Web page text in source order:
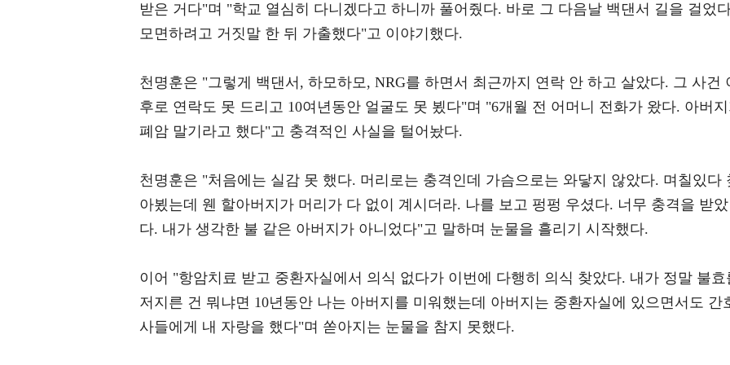
받은 거다"며 "학교 열심히 다니겠다고 하니까 풀어줬다. 바로 그 다음날 백댄서 길을 걸었
모면하려고 거짓말 한 뒤 가출했다"고 이야기했다.
천명훈은 "그렇게 백댄서, 하모하모, NRG를 하면서 최근까지 연락 안 하고 살았다. 그 사건
후로 연락도 못 드리고 10여년동안 얼굴도 못 뵜다"며 "6개월 전 어머니 전화가 왔다. 아버
폐암 말기라고 했다"고 충격적인 사실을 털어놨다.
천명훈은 "처음에는 실감 못 했다. 머리로는 충격인데 가슴으로는 와닿지 않았다. 며칠있다
아뵜는데 웬 할아버지가 머리가 다 없이 계시더라. 나를 보고 펑펑 우셨다. 너무 충격을 받았
다. 내가 생각한 불 같은 아버지가 아니었다"고 말하며 눈물을 흘리기 시작했다.
이어 "항암치료 받고 중환자실에서 의식 없다가 이번에 다행히 의식 찾았다. 내가 정말 불효
저지른 건 뭐냐면 10년동안 나는 아버지를 미워했는데 아버지는 중환자실에 있으면서도 간
사들에게 내 자랑을 했다"며 쏟아지는 눈물을 참지 못했다.